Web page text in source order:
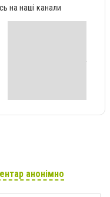
на наші канали
анонімно